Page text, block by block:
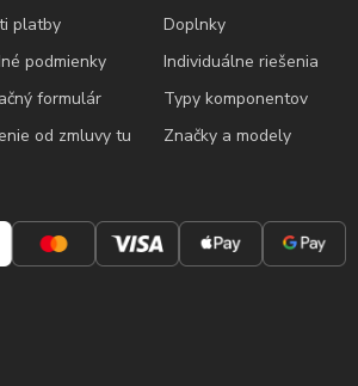
platby
podmienky
formulár
od zmluvy tu
Doplnky
Individuálne riešenia
Typy komponentov
Značky a modely